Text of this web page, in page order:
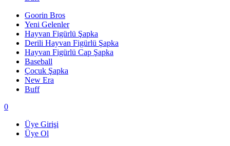
Goorin Bros
Yeni Gelenler
Hayvan Figürlü Şapka
Derili Hayvan Figürlü Şapka
Hayvan Figürlü Cap Şapka
Baseball
Çocuk Şapka
New Era
Buff
0
Üye Girişi
Üye Ol